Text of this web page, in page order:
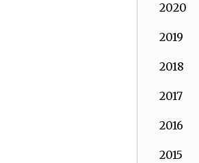
2020
2019
2018
2017
2016
2015